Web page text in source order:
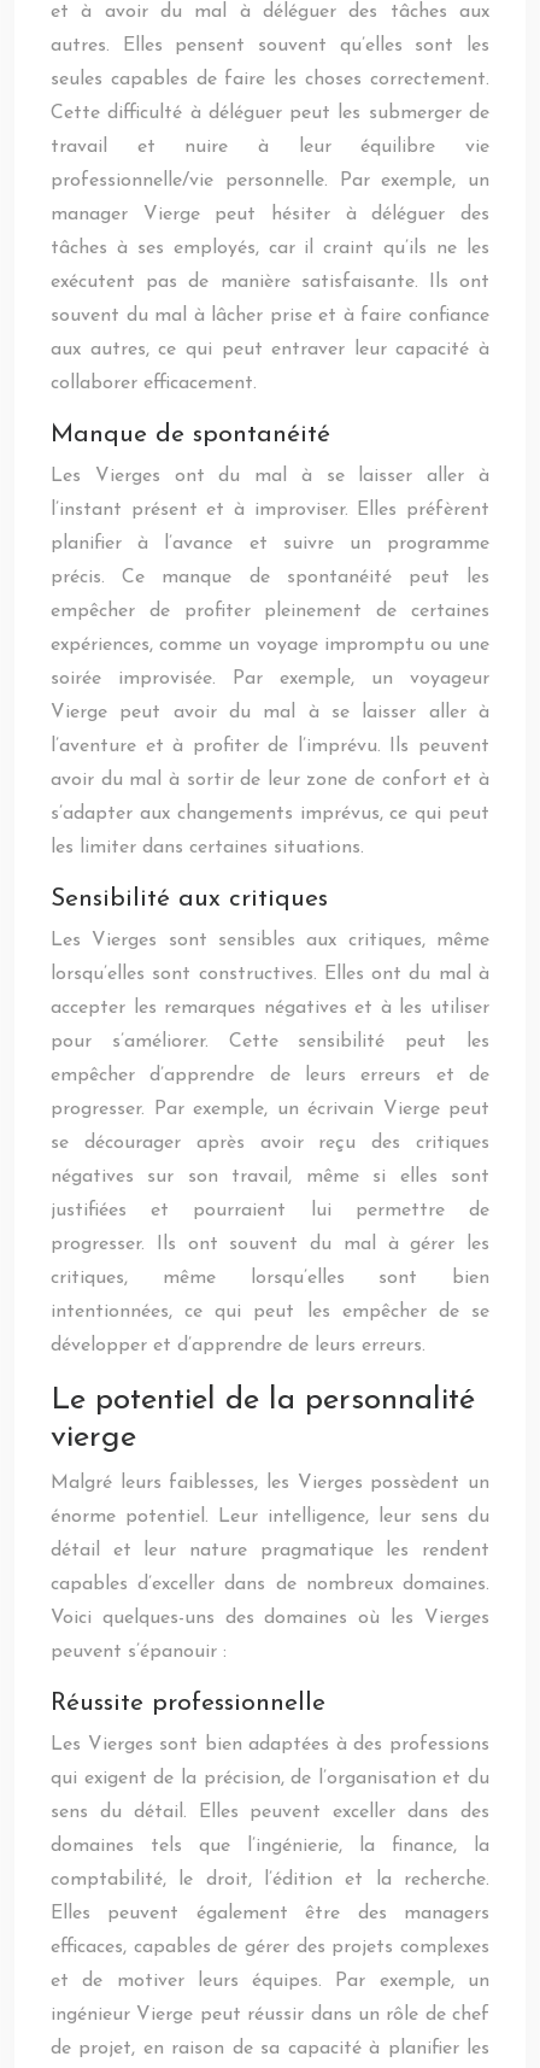
et à avoir du mal à déléguer des tâches aux
autres. Elles pensent souvent qu’elles sont les
seules capables de faire les choses correctement.
Cette difficulté à déléguer peut les submerger de
travail et nuire à leur équilibre vie
professionnelle/vie personnelle. Par exemple, un
manager Vierge peut hésiter à déléguer des
tâches à ses employés, car il craint qu’ils ne les
exécutent pas de manière satisfaisante. Ils ont
souvent du mal à lâcher prise et à faire confiance
aux autres, ce qui peut entraver leur capacité à
collaborer efficacement.
Manque de spontanéité
Les Vierges ont du mal à se laisser aller à
l’instant présent et à improviser. Elles préfèrent
planifier à l’avance et suivre un programme
précis. Ce manque de spontanéité peut les
empêcher de profiter pleinement de certaines
expériences, comme un voyage impromptu ou une
soirée improvisée. Par exemple, un voyageur
Vierge peut avoir du mal à se laisser aller à
l’aventure et à profiter de l’imprévu. Ils peuvent
avoir du mal à sortir de leur zone de confort et à
s’adapter aux changements imprévus, ce qui peut
les limiter dans certaines situations.
Sensibilité aux critiques
Les Vierges sont sensibles aux critiques, même
lorsqu’elles sont constructives. Elles ont du mal à
accepter les remarques négatives et à les utiliser
pour s’améliorer. Cette sensibilité peut les
empêcher d’apprendre de leurs erreurs et de
progresser. Par exemple, un écrivain Vierge peut
se décourager après avoir reçu des critiques
négatives sur son travail, même si elles sont
justifiées et pourraient lui permettre de
progresser. Ils ont souvent du mal à gérer les
critiques, même lorsqu’elles sont bien
intentionnées, ce qui peut les empêcher de se
développer et d’apprendre de leurs erreurs.
Le potentiel de la personnalité
vierge
Malgré leurs faiblesses, les Vierges possèdent un
énorme potentiel. Leur intelligence, leur sens du
détail et leur nature pragmatique les rendent
capables d’exceller dans de nombreux domaines.
Voici quelques-uns des domaines où les Vierges
peuvent s’épanouir :
Réussite professionnelle
Les Vierges sont bien adaptées à des professions
qui exigent de la précision, de l’organisation et du
sens du détail. Elles peuvent exceller dans des
domaines tels que l’ingénierie, la finance, la
comptabilité, le droit, l’édition et la recherche.
Elles peuvent également être des managers
efficaces, capables de gérer des projets complexes
et de motiver leurs équipes. Par exemple, un
ingénieur Vierge peut réussir dans un rôle de chef
de projet, en raison de sa capacité à planifier les